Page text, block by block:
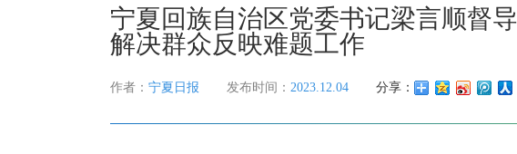
宁夏回族自治区党委书记梁言顺督
解决群众反映难题工作
作者： 宁夏日报 发布时间： 2023.12.04 分享：